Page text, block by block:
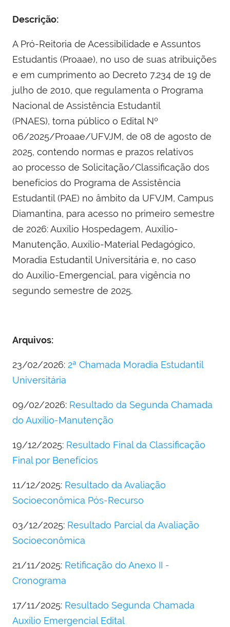
Descrição:
A Pró-Reitoria de Acessibilidade e Assuntos
Estudantis (Proaae), no uso de suas atribuições
e em cumprimento ao Decreto 7.234 de 19 de
julho de 2010, que regulamenta o Programa
Nacional de Assistência Estudantil
(PNAES), torna público o Edital Nº
06/2025/Proaae/UFVJM, de 08 de agosto de
2025, contendo normas e prazos relativos
ao processo de Solicitação/Classificação dos
benefícios do Programa de Assistência
Estudantil (PAE) no âmbito da UFVJM, Campus
Diamantina, para acesso no primeiro semestre
de 2026: Auxílio Hospedagem, Auxílio-
Manutenção, Auxílio-Material Pedagógico,
Moradia Estudantil Universitária e, no caso
do Auxílio-Emergencial, para vigência no
segundo semestre de 2025.
Arquivos:
23/02/2026: 2ª Chamada Moradia Estudantil
Universitária
09/02/2026: Resultado da Segunda Chamada
do Auxílio-Manutenção
19/12/2025: Resultado Final da Classificação
Final por Benefícios
11/12/2025: Resultado da Avaliação
Socioeconômica Pós-Recurso
03/12/2025: Resultado Parcial da Avaliação
Socioeconômica
21/11/2025: Retificação do Anexo II -
Cronograma
17/11/2025: Resultado Segunda Chamada
Auxílio Emergencial Edital